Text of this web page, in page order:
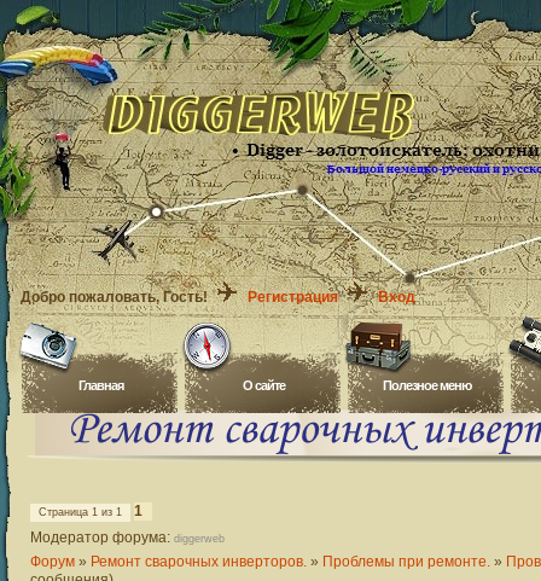
Добро пожаловать, Гость! Регистрация Вход
Главная O сайте Полезное меню
Страница 1 из 1
1
Модератор форума: diggerweb
Форум » Ремонт сварочных инверторов. » Проблемы при ремонте. »